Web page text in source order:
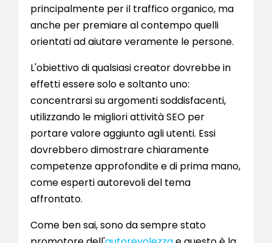
principalmente per il traffico organico, ma
anche per premiare al contempo quelli
orientati ad aiutare veramente le persone.
L'obiettivo di qualsiasi creator dovrebbe in
effetti essere solo e soltanto uno:
concentrarsi su argomenti soddisfacenti,
utilizzando le migliori attività SEO per
portare valore aggiunto agli utenti. Essi
dovrebbero dimostrare chiaramente
competenze approfondite e di prima mano,
come esperti autorevoli del tema
affrontato.
Come ben sai, sono da sempre stato